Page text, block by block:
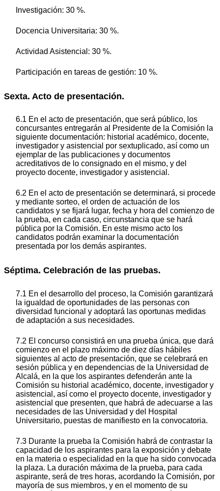
Investigación: 30 %.
Docencia Universitaria: 30 %.
Actividad Asistencial: 30 %.
Participación en tareas de gestión: 10 %.
Sexta. Acto de presentación.
6.1 En el acto de presentación, que será público, los
concursantes entregarán al Presidente de la Comisión la
siguiente documentación: historial académico, docente,
investigador y asistencial por sextuplicado, así como un
ejemplar de las publicaciones y documentos
acreditativos de lo consignado en el mismo, y del
proyecto docente, investigador y asistencial.
6.2 En el acto de presentación se determinará, si procede
y mediante sorteo, el orden de actuación de los
candidatos y se fijará lugar, fecha y hora del comienzo de
la prueba, en cada caso, circunstancia que se hará
pública por la Comisión. En este mismo acto los
candidatos podrán examinar la documentación
presentada por los demás aspirantes.
Séptima. Celebración de las pruebas.
7.1 En el desarrollo del proceso, la Comisión garantizará
la igualdad de oportunidades de las personas con
diversidad funcional y adoptará las oportunas medidas
de adaptación a sus necesidades.
7.2 El concurso consistirá en una prueba única, que dará
comienzo en el plazo máximo de diez días hábiles
siguientes al acto de presentación, que se celebrará en
sesión pública y en dependencias de la Universidad de
Alcalá, en la que los aspirantes defenderán ante la
Comisión su historial académico, docente, investigador y
asistencial, así como el proyecto docente, investigador y
asistencial que presenten, que habrá de adecuarse a las
necesidades de las Universidad y del Hospital
Universitario, puestas de manifiesto en la convocatoria.
7.3 Durante la prueba la Comisión habrá de contrastar la
capacidad de los aspirantes para la exposición y debate
en la materia o especialidad en la que ha sido convocada
la plaza. La duración máxima de la prueba, para cada
aspirante, será de tres horas, acordando la Comisión, por
mayoría de sus miembros, y en el momento de su